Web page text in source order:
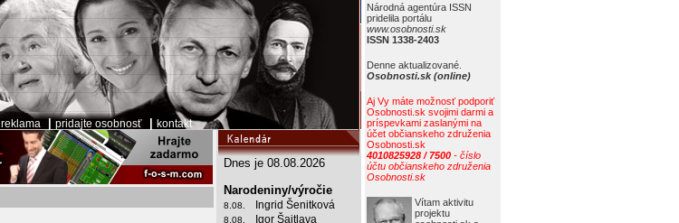
reklama pridajte osobnosť kontakt
Národná agentúra ISSN
pridelila portálu
www.osobnosti.sk
ISSN 1338-2403
Denne aktualizované.
Osobnosti.sk (online)
Aj Vy máte možnosť podporiť
Osobnosti.sk svojimi darmi a
príspevkami zaslanými na
účet občianskeho združenia
Osobnosti.sk
4010825928 / 7500 - číslo
účtu občianskeho združenia
Osobnosti.sk
Vítam aktivitu
projektu
Dnes je 08.08.2026
Narodeniny/výročie
8.08. Ingrid Šenitková
8.08. Igor Šajtlava